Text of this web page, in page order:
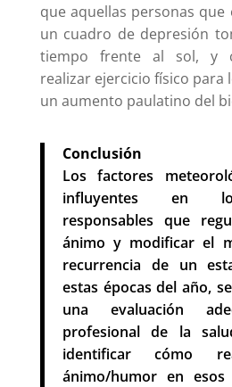
que aquellas personas
un cuadro de depresión
tiempo frente al sol, y
realizar ejercicio físico para
un aumento paulatino del
Conclusión
Los factores
influyentes en
responsables que
ánimo y modificar el
recurrencia de un
estas épocas del año,
una evaluación
profesional de la
identificar cómo
ánimo/humor en